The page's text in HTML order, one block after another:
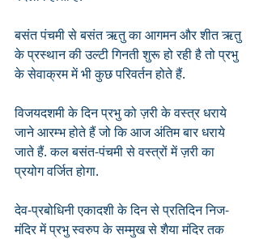
बसंत पंचमी से बसंत ऋतु का आगमन और शीत ऋतु
के प्रस्थान की उल्टी गिनती शुरू हो रही है तो प्रभु
के सेवाक्रम में भी कुछ परिवर्तन होते हैं.
विजयदशमी के दिन प्रभु को ज़री के वस्त्र धराये
जाने आरम्भ होते हैं जो कि आज अंतिम बार धराये
जाते हैं. कल बसंत-पंचमी से वस्त्रों में ज़री का
प्रयोग वर्जित होगा.
देव-प्रबोधिनी एकादशी के दिन से प्रतिदिन निज-
मंदिर में प्रभु स्वरुप के सम्मुख से शैया मंदिर तक